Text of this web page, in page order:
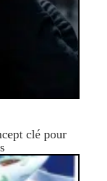
clé pour